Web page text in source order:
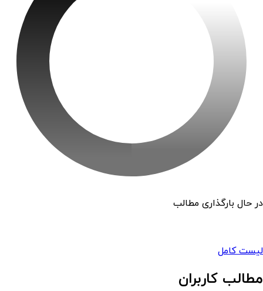
در حال بارگذاری مطالب
لیست کامل
مطالب کاربران